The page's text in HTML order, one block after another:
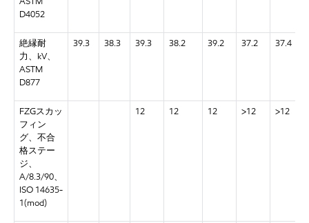
D4052
絶縁耐
力、kV、
ASTM
D877
39.3 38.3 39.3 38.2 39.2 37.2 37.4
FZGスカッ
フィン
グ、不合
格ステー
ジ、
A/8.3/90、
ISO 14635-
1(mod)
12 12 12 >12 >12